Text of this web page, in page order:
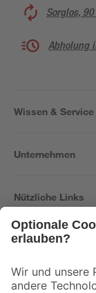
Sorglos,
Abholung
Wissen & Service
Unternehmen
Nützliche Links
Der toom Newsletter: